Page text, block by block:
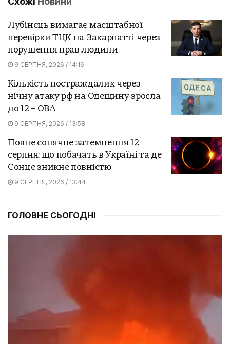
Лубінець вимагає масштабної
перевірки ТЦК на Закарпатті через
порушення прав людини
9 СЕРПНЯ, 2026 / 14:16
Кількість постраждалих через
нічну атаку рф на Одещину зросла
до 12 – ОВА
9 СЕРПНЯ, 2026 / 13:58
Повне сонячне затемнення 12
серпня: що побачать в Україні та де
Сонце зникне повністю
9 СЕРПНЯ, 2026 / 13:44
ГОЛОВНЕ СЬОГОДНІ